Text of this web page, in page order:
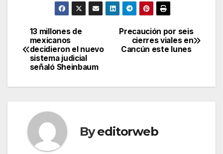
Post
navigation
Precaución por seis
cierres viales en
Cancún este lunes
13 millones de
mexicanos
decidieron el nuevo
sistema judicial
señaló Sheinbaum
Byeditorweb